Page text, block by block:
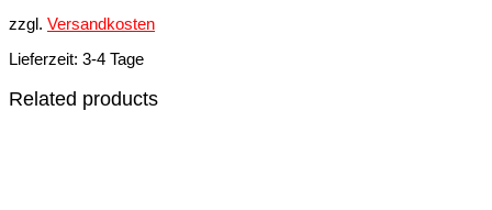
zzgl. Versandkosten
Lieferzeit: 3-4 Tage
Related products